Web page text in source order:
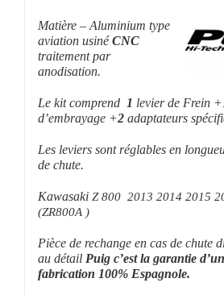
Matière – Aluminium type
aviation usinéCNC
traitement par
anodisation.
Le kit comprend 1 levier de Frein +
d’embrayage +2adaptateurs
Les leviers sont réglables en
de chute.
Kawasaki Z 800 2013 2014 2015
(ZR800A )
Pièce de rechange en cas de chute
au détail Puig c’est la garantie
fabrication 100% Espagnole.